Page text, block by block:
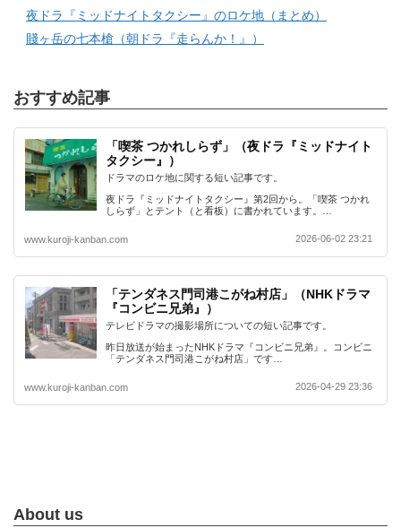
夜ドラ『ミッドナイトタクシー』のロケ地（まとめ）
賤ヶ岳の七本槍（朝ドラ『走らんか！』）
おすすめ記事
「喫茶 つかれしらず」（夜ドラ『ミッドナイト
タクシー』）
ドラマのロケ地に関する短い記事です。
夜ドラ『ミッドナイトタクシー』第2回から。「喫茶 つかれ
しらず」とテント（と看板）に書かれています。…
www.kuroji-kanban.com 2026-06-02 23:21
「テンダネス門司港こがね村店」（NHKドラマ
『コンビニ兄弟』）
テレビドラマの撮影場所についての短い記事です。
昨日放送が始まったNHKドラマ『コンビニ兄弟』。コンビニ
「テンダネス門司港こがね村店」です…
www.kuroji-kanban.com 2026-04-29 23:36
About us